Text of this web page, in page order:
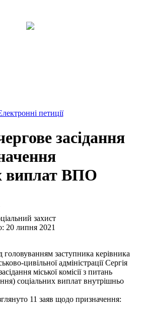
петиції
засідання
виплат ВПО
захист
20 липня 2021
головуванням заступника керівника
цивільної адміністрації Сергія
міської комісії з питань
соціальних виплат внутрішньо
11 заяв щодо призначення: